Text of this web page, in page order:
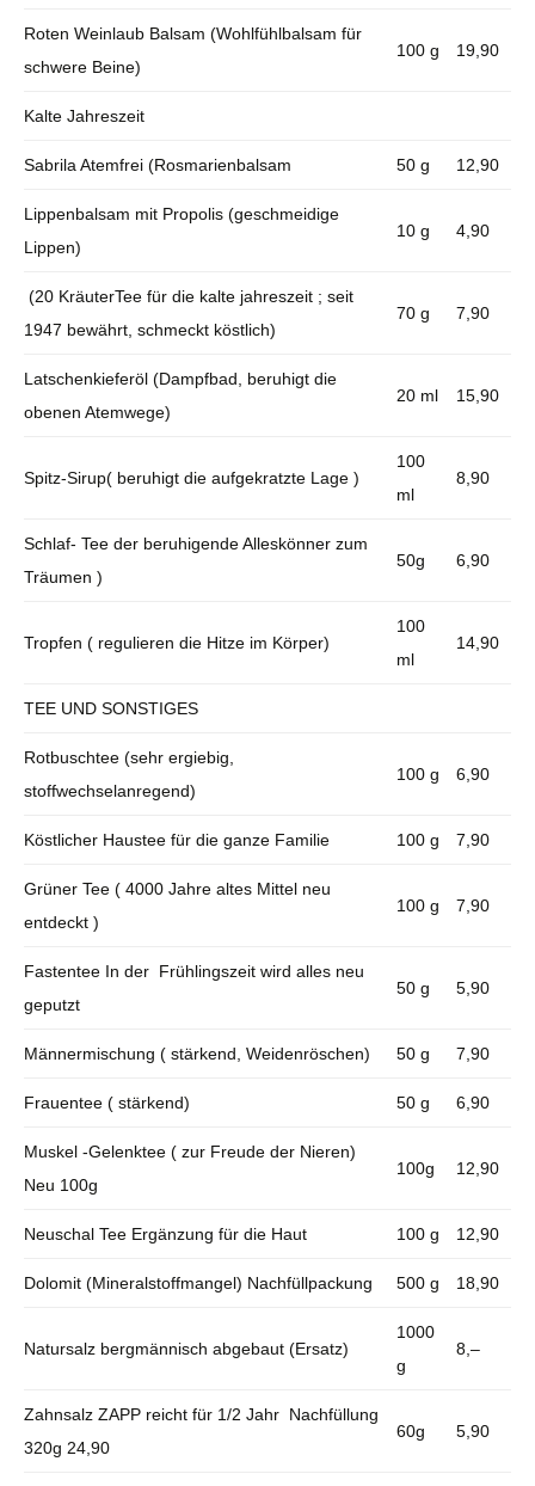
Roten Weinlaub Balsam (Wohlfühlbalsam für
schwere Beine)
100 g 19,90
Kalte Jahreszeit
Sabrila Atemfrei (Rosmarienbalsam 50 g 12,90
Lippenbalsam mit Propolis (geschmeidige
Lippen)
10 g 4,90
(20 KräuterTee für die kalte jahreszeit ; seit
1947 bewährt, schmeckt köstlich)
70 g 7,90
Latschenkieferöl (Dampfbad, beruhigt die
obenen Atemwege)
20 ml 15,90
Spitz-Sirup( beruhigt die aufgekratzte Lage )
100
ml
8,90
Schlaf- Tee der beruhigende Alleskönner zum
Träumen )
50g 6,90
Tropfen ( regulieren die Hitze im Körper)
100
ml
14,90
TEE UND SONSTIGES
Rotbuschtee (sehr ergiebig,
stoffwechselanregend)
100 g 6,90
Köstlicher Haustee für die ganze Familie 100 g 7,90
Grüner Tee ( 4000 Jahre altes Mittel neu
entdeckt )
100 g 7,90
Fastentee In der Frühlingszeit wird alles neu
geputzt
50 g 5,90
Männermischung ( stärkend, Weidenröschen) 50 g 7,90
Frauentee ( stärkend) 50 g 6,90
Muskel -Gelenktee ( zur Freude der Nieren)
Neu 100g
100g 12,90
Neuschal Tee Ergänzung für die Haut 100 g 12,90
Dolomit (Mineralstoffmangel) Nachfüllpackung 500 g 18,90
Natursalz bergmännisch abgebaut (Ersatz)
1000
g
8,–
Zahnsalz ZAPP reicht für 1/2 Jahr Nachfüllung
320g 24,90
60g 5,90